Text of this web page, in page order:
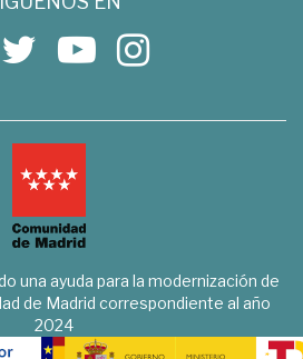
una ayuda para la modernización de
de Madrid correspondiente al año
2024